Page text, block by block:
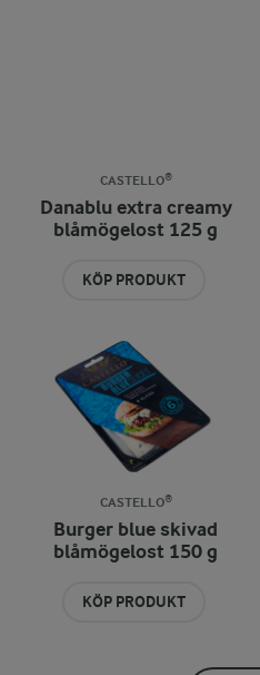
CASTELLO®
Danablu extra creamy
blåmögelost 125 g
KÖP PRODUKT
CASTELLO®
Burger blue skivad
blåmögelost 150 g
KÖP PRODUKT